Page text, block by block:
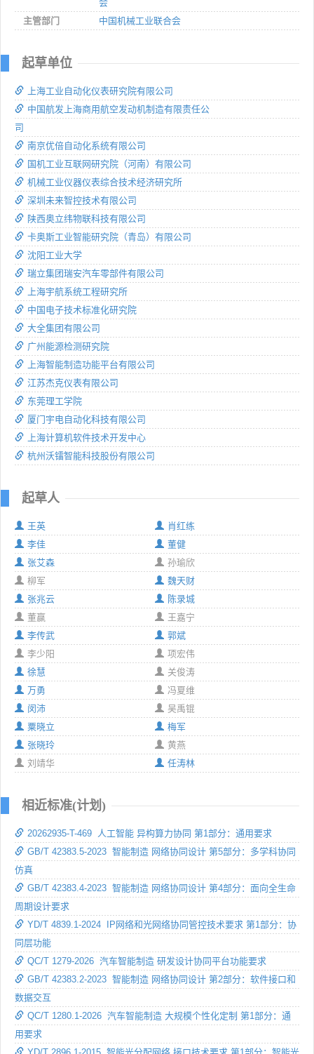
会
主管部门
中国机械工业联合会
起草单位
上海工业自动化仪表研究院有限公司
中国航发上海商用航空发动机制造有限责任公
司
南京优倍自动化系统有限公司
国机工业互联网研究院（河南）有限公司
机械工业仪器仪表综合技术经济研究所
深圳未来智控技术有限公司
陕西奥立纬物联科技有限公司
卡奥斯工业智能研究院（青岛）有限公司
沈阳工业大学
瑞立集团瑞安汽车零部件有限公司
上海宇航系统工程研究所
中国电子技术标准化研究院
大全集团有限公司
广州能源检测研究院
上海智能制造功能平台有限公司
江苏杰克仪表有限公司
东莞理工学院
厦门宇电自动化科技有限公司
上海计算机软件技术开发中心
杭州沃镭智能科技股份有限公司
起草人
王英
肖红练
李佳
董健
张艾森
孙瑜欣
柳军
魏天财
张兆云
陈录城
董赢
王嘉宁
李传武
郭斌
李少阳
项宏伟
徐慧
关俊涛
万勇
冯夏维
闵沛
吴禹锟
粟晓立
梅军
张晓玲
黄燕
刘靖华
任涛林
相近标准(计划)
20262935-T-469 人工智能 异构算力协同 第1部分：通用要求
GB/T 42383.5-2023 智能制造 网络协同设计 第5部分：多学科协同
仿真
GB/T 42383.4-2023 智能制造 网络协同设计 第4部分：面向全生命
周期设计要求
YD/T 4839.1-2024 IP网络和光网络协同管控技术要求 第1部分：协
同层功能
QC/T 1279-2026 汽车智能制造 研发设计协同平台功能要求
GB/T 42383.2-2023 智能制造 网络协同设计 第2部分：软件接口和
数据交互
QC/T 1280.1-2026 汽车智能制造 大规模个性化定制 第1部分：通
用要求